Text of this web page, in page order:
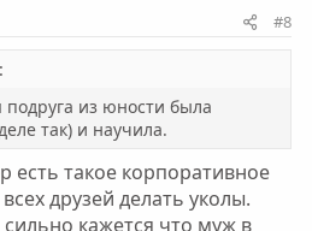
уколы ему именно он и
(на самом деле так) и
не помню насчет шприцов
а может и нет, находила
не было.
#8
из юности была
так) и научила.
есть такое корпоративное
друзей делать уколы.
кажется что муж в